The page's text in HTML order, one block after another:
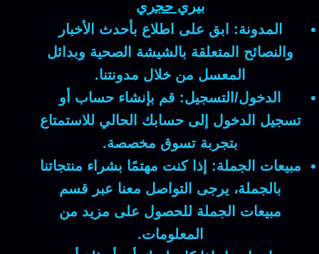
بيري حجري
المدونة:
ابق على اطلاع بأحدث الأخبار
والنصائح المتعلقة بالشيشة الصحية وبدائل
المعسل من خلال مدونتنا.
الدخول/التسجيل: قم بإنشاء حساب أو
تسجيل الدخول إلى حسابك الحالي للاستمتاع
بتجربة تسوق مخصصة.
مبيعات الجملة:
إذا كنت مهتمًا بشراء منتجاتنا
بالجملة، يرجى التواصل معنا عبر قسم
مبيعات الجملة للحصول على مزيد من
المعلومات.